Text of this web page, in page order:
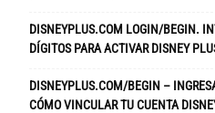
DISNEYPLUS.COM LOGIN/BEGIN.
DÍGITOS PARA ACTIVAR DISNEY
DISNEYPLUS.COM/BEGIN –
CÓMO VINCULAR TU CUENTA